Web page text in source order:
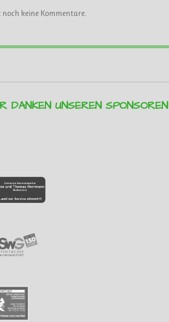
noch keine Kommentare.
DANKEN UNSEREN SPONSOREN